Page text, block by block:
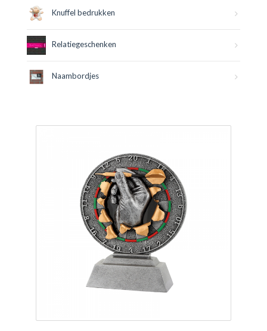
Knuffel bedrukken
Relatiegeschenken
Naambordjes